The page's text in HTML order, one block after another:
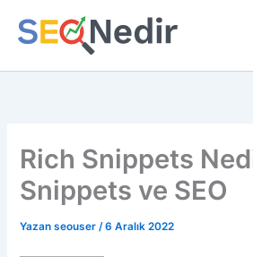
atla
Rich Snippets
Snippets ve SEO
Yazan seouser/6 Aralık 2022